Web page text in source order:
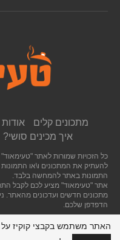
מתכונים קלים
איך מכינים סושי?
כל הזכויות שמורות לאתר
להעתיק את המתכונים ו\או
התמונות באתר להמחשה בלבד.
אתר "טעימאוד" מציע לכם לקבל
מתכונים חדשים ועדכונים
הדפדפן שלכם.
האתר משתמש בקבצי קוקיז על